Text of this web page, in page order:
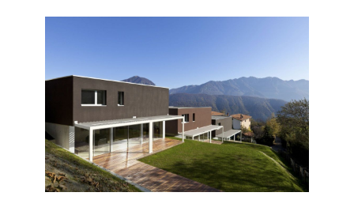
Nawiewniki